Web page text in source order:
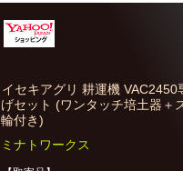
イセキアグリ 耕運機 VAC2450
げセット (ワンタッチ培土器＋
輪付き)
ミナトワークス